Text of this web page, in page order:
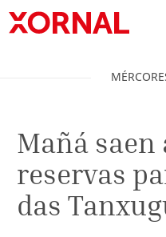
Mañá saen
reservas
das